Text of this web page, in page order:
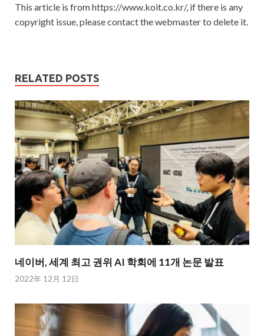
This article is from https://www.koit.co.kr/, if there is any
copyright issue, please contact the webmaster to delete it.
RELATED POSTS
네이버, 세계 최고 권위 AI 학회에 11개 논문 발표
2022年 12月 12日